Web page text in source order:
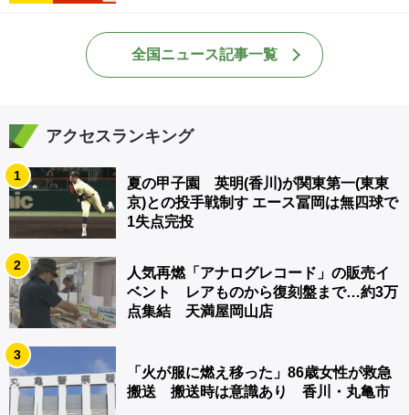
全国ニュース記事一覧
アクセスランキング
1
夏の甲子園 英明(香川)が関東第一(東東
京)との投手戦制す エース冨岡は無四球で
1失点完投
2
人気再燃「アナログレコード」の販売イ
ベント レアものから復刻盤まで…約3万
点集結 天満屋岡山店
3
「火が服に燃え移った」86歳女性が救急
搬送 搬送時は意識あり 香川・丸亀市